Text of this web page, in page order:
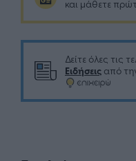
και μάθετε
Δείτε όλες τις
Ειδήσεις από